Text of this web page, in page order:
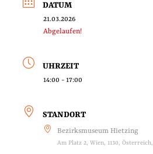
DATUM
21.03.2026
Abgelaufen!
UHRZEIT
14:00 - 17:00
STANDORT
Bezirksmuseum Hietzing
Am Platz 2, Wien, 1130, Österreich,